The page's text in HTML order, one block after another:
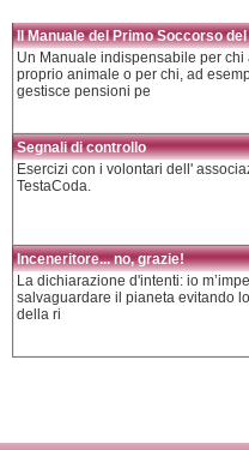
Il Manuale del Primo Soccorso
Un Manuale indispensabile per chi
proprio animale o per chi, ad
gestisce pensioni pe
Segnali di controllo
Esercizi con i volontari dell'
TestaCoda.
Inceneritore... no, grazie!
La dichiarazione d'intenti: io
salvaguardare il pianeta evitando
della ri